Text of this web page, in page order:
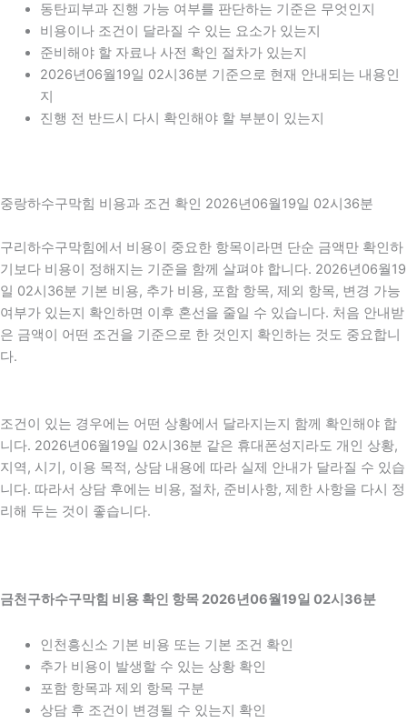
동탄피부과 진행 가능 여부를 판단하는 기준은 무엇인지
비용이나 조건이 달라질 수 있는 요소가 있는지
준비해야 할 자료나 사전 확인 절차가 있는지
2026년06월19일 02시36분 기준으로 현재 안내되는 내용인
지
진행 전 반드시 다시 확인해야 할 부분이 있는지
중랑하수구막힘 비용과 조건 확인 2026년06월19일 02시36분
구리하수구막힘에서 비용이 중요한 항목이라면 단순 금액만 확인하
기보다 비용이 정해지는 기준을 함께 살펴야 합니다. 2026년06월19
일 02시36분 기본 비용, 추가 비용, 포함 항목, 제외 항목, 변경 가능
여부가 있는지 확인하면 이후 혼선을 줄일 수 있습니다. 처음 안내받
은 금액이 어떤 조건을 기준으로 한 것인지 확인하는 것도 중요합니
다.
조건이 있는 경우에는 어떤 상황에서 달라지는지 함께 확인해야 합
니다. 2026년06월19일 02시36분 같은 휴대폰성지라도 개인 상황,
지역, 시기, 이용 목적, 상담 내용에 따라 실제 안내가 달라질 수 있습
니다. 따라서 상담 후에는 비용, 절차, 준비사항, 제한 사항을 다시 정
리해 두는 것이 좋습니다.
금천구하수구막힘 비용 확인 항목 2026년06월19일 02시36분
인천흥신소 기본 비용 또는 기본 조건 확인
추가 비용이 발생할 수 있는 상황 확인
포함 항목과 제외 항목 구분
상담 후 조건이 변경될 수 있는지 확인